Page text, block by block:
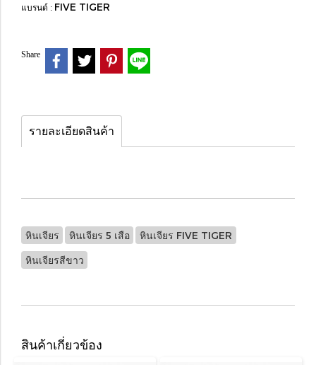
แบรนด์ : FIVE TIGER
Share
รายละเอียดสินค้า
หินเจียร หินเจียร 5 เสือ หินเจียร FIVE TIGER
หินเจียรสีขาว
สินค้าเกี่ยวข้อง